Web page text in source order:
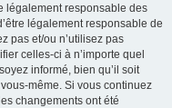
légalement responsable des
légalement responsable de
pas et/ou n’utilisez pas
celles-ci à n’importe quel
informé, bien qu’il soit
même. Si vous continuez
changements ont été